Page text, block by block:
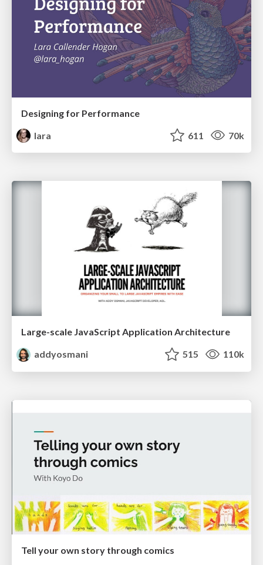
Designing for Performance
lara
611 70k
Large-scale JavaScript Application Architecture
addyosmani
515 110k
Tell your own story through comics